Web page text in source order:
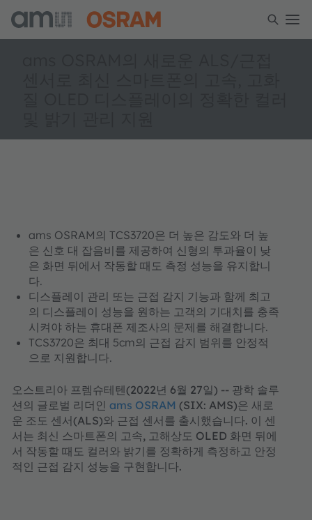
ams OSRAM의 TCS3720은 더 높은 감도와 더 높
은 신호 대 잡음비를 제공하여 신형의 투과율이 낮
은 화면 뒤에서 작동할 때도 측정 성능을 유지합니
다.
디스플레이 관리 또는 근접 감지 기능과 함께 최고
의 디스플레이 성능을 원하는 고객의 기대치를 충족
시켜야 하는 휴대폰 제조사의 문제를 해결합니다.
TCS3720은 최대 5cm의 근접 감지 범위를 안정적
으로 지원합니다.
오스트리아 프렘슈테텐(2022년 6월 27일) -- 광학 솔루
션의 글로벌 리더인 ams OSRAM (SIX: AMS)은 새로
운 조도 센서(ALS)와 근접 센서를 출시했습니다. 이 센
서는 최신 스마트폰의 고속, 고해상도 OLED 화면 뒤에
서 작동할 때도 컬러와 밝기를 정확하게 측정하고 안정
적인 근접 감지 성능을 구현합니다.